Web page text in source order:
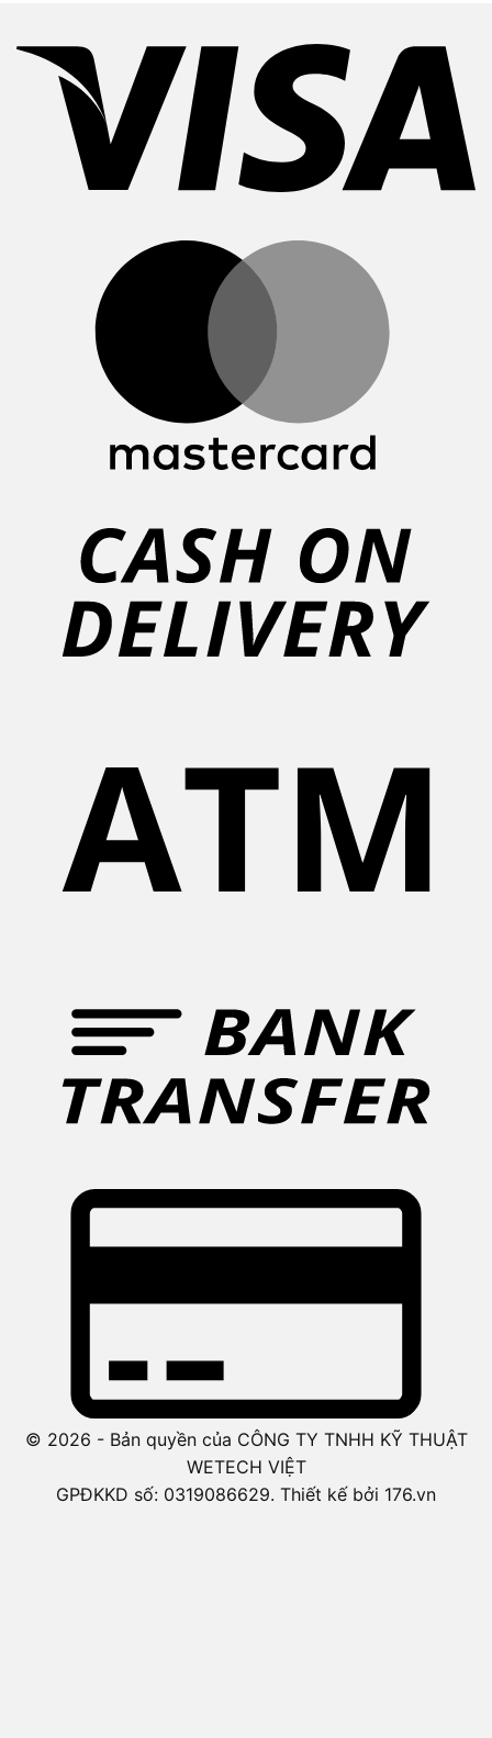
© 2026 - Bản quyền của CÔNG TY TNHH KỸ THUẬT
WETECH VIỆT
GPĐKKD số: 0319086629. Thiết kế bởi 176.vn